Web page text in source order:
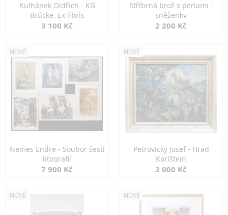
Kulhánek Oldřich - KG
Brücke, Ex libris
3 100 Kč
Stříbrná brož s perlami -
sněženky
2 200 Kč
NOVÉ
Nemes Endre - Soubor šesti
litografií
7 900 Kč
NOVÉ
Petrovický Josef - Hrad
Karlštejn
3 000 Kč
NOVÉ NOVÉ